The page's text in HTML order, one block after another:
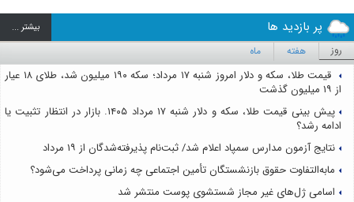
پر بازدید ها بيشتر ...
روز هفته ماه
قیمت طلا، سکه و دلار امروز شنبه ۱۷ مرداد؛ سکه ۱۹۰ میلیون شد، طلای ۱۸ عیار
از ۱۹ میلیون گذشت
پیش بینی قیمت طلا، سکه و دلار شنبه ۱۷ مرداد ۱۴۰۵. بازار در انتظار تثبیت یا
ادامه رشد؟
نتایج آزمون مدارس سمپاد اعلام شد/ ثبت‌نام پذیرفته‌شدگان از ۱۹ مرداد
مابه‌التفاوت حقوق بازنشستگان تأمین اجتماعی چه زمانی پرداخت می‌شود؟
اسامی ژل‌های غیر مجاز شستشوی پوست منتشر شد